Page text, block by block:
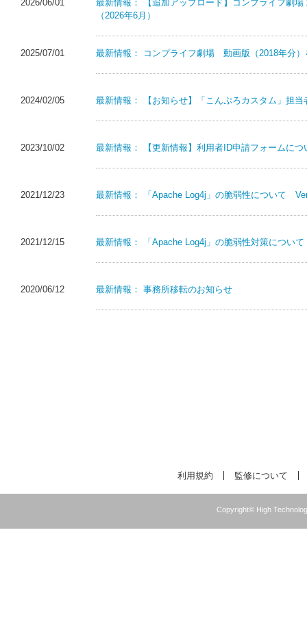
2026/06/01 最新情報：
【追加アップロード】コンプライフ劇
（2026年6月）
2025/07/01 最新情報： コンプライフ劇場 動画版（2018年分
2024/02/05 最新情報： 【お知らせ】「こんぷろカスタム」担
2023/10/02 最新情報： 【更新情報】利用者ID申請フォームにつ
2021/12/23 最新情報： 「Apache Log4j」の脆弱性について
2021/12/15 最新情報： 「Apache Log4j」の脆弱性対策について
2020/06/12 最新情報： 事務所移転のお知らせ
利用規約 監修について
Copyright© High